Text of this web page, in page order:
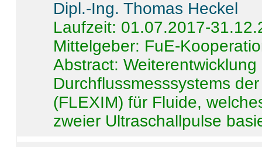
Dipl.-Ing. Thomas Heckel
Laufzeit: 01.07.2017-
Mittelgeber: FuE-
Abstract:
Durchflussmesssystems
(FLEXIM) für Fluide,
zweier Ultraschallpulse